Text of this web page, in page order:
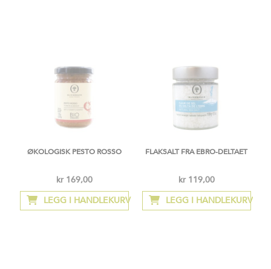
ØKOLOGISK PESTO ROSSO
kr 169,00
LEGG I HANDLEKURV
FLAKSALT FRA EBRO-DELTAET​
kr 119,00
LEGG I HANDLEKURV